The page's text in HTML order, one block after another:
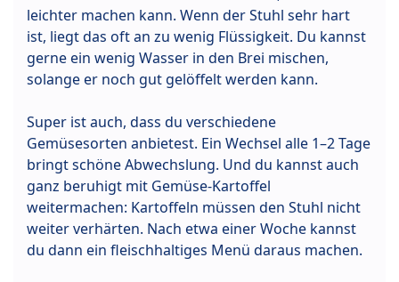
leichter machen kann. Wenn der Stuhl sehr hart
ist, liegt das oft an zu wenig Flüssigkeit. Du kannst
gerne ein wenig Wasser in den Brei mischen,
solange er noch gut gelöffelt werden kann.
Super ist auch, dass du verschiedene
Gemüsesorten anbietest. Ein Wechsel alle 1–2 Tage
bringt schöne Abwechslung. Und du kannst auch
ganz beruhigt mit Gemüse-Kartoffel
weitermachen: Kartoffeln müssen den Stuhl nicht
weiter verhärten. Nach etwa einer Woche kannst
du dann ein fleischhaltiges Menü daraus machen.